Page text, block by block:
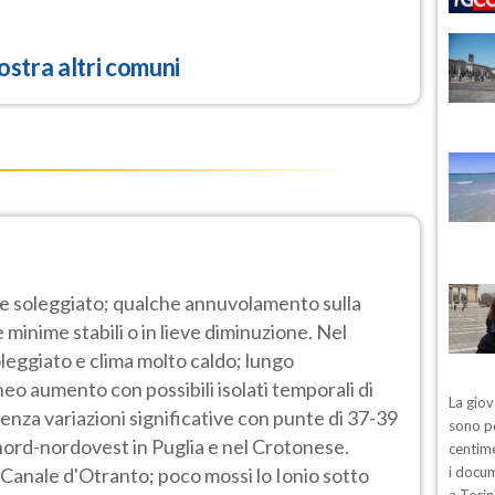
altri comuni
soleggiato; qualche annuvolamento sulla
stabili o in lieve diminuzione. Nel
e clima molto caldo; lungo
aumento con possibili isolati temporali di
variazioni significative con punte di 37-39
nordovest in Puglia e nel Crotonese.
d'Otranto; poco mossi lo Ionio sotto
La
sono
i